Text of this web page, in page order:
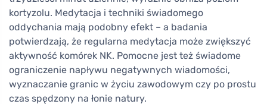
kortyzolu. Medytacja i techniki świadomego
oddychania mają podobny efekt – a badania
potwierdzają, że regularna medytacja może zwiększyć
aktywność komórek NK. Pomocne jest też świadome
ograniczenie napływu negatywnych wiadomości,
wyznaczanie granic w życiu zawodowym czy po prostu
czas spędzony na łonie natury.